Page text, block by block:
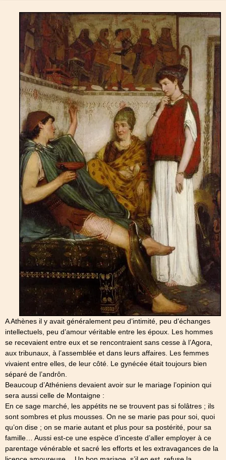
A Athènes il y avait généralement peu d’intimité, peu d’échanges
intellectuels, peu d’amour véritable entre les époux. Les hommes
se recevaient entre eux et se rencontraient sans cesse à l’Agora,
aux tribunaux, à l’assemblée et dans leurs affaires. Les femmes
vivaient entre elles, de leur côté. Le gynécée était toujours bien
séparé de l’andrôn.
Beaucoup d’Athéniens devaient avoir sur le mariage l’opinion qui
sera aussi celle de Montaigne :
En ce sage marché, les appétits ne se trouvent pas si folâtres ; ils
sont sombres et plus mousses. On ne se marie pas pour soi, quoi
qu’on dise ; on se marie autant et plus pour sa postérité, pour sa
famille… Aussi est-ce une espèce d’inceste d’aller employer à ce
parentage vénérable et sacré les efforts et les extravagances de la